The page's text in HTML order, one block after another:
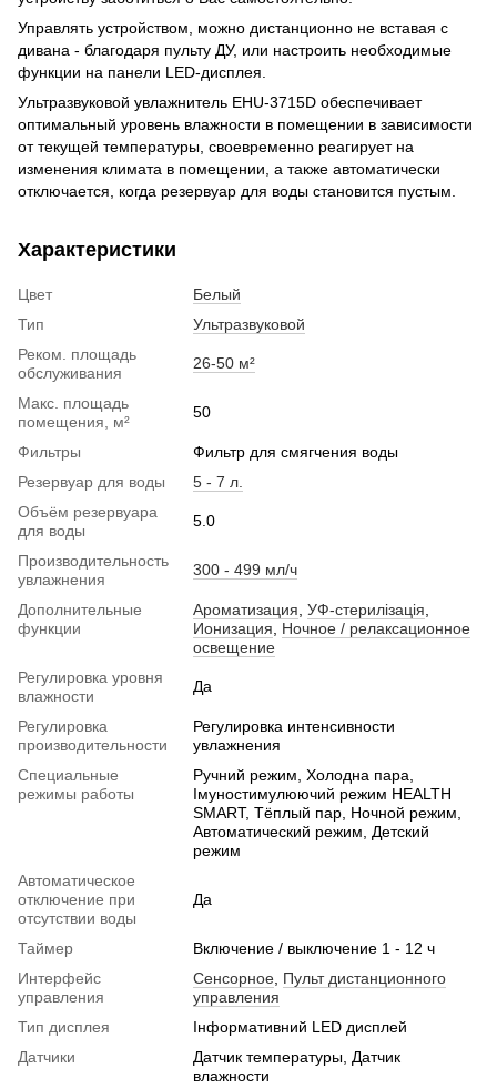
Управлять устройством, можно дистанционно не вставая с
дивана - благодаря пульту ДУ, или настроить необходимые
функции на панели LED-дисплея.
Ультразвуковой увлажнитель EHU-3715D обеспечивает
оптимальный уровень влажности в помещении в зависимости
от текущей температуры, своевременно реагирует на
изменения климата в помещении, а также автоматически
отключается, когда резервуар для воды становится пустым.
Характеристики
Цвет
Белый
Тип
Ультразвуковой
Реком. площадь
обслуживания
26-50 м²
Макс. площадь
помещения, м²
50
Фильтры
Фильтр для смягчения воды
Резервуар для воды
5 - 7 л.
Объём резервуара
для воды
5.0
Производительность
увлажнения
300 - 499 мл/ч
Дополнительные
функции
Ароматизация УФ-стерилізація
Ионизация
Ночное / релаксационное
освещение
Регулировка уровня
влажности
Да
Регулировка
производительности
Регулировка интенсивности
увлажнения
Специальные
режимы работы
Ручний режим, Холодна пара,
Імуностимулюючий режим HEALTH
SMART, Тёплый пар, Ночной режим,
Автоматический режим, Детский
режим
Автоматическое
отключение при
отсутствии воды
Да
Таймер
Включение / выключение 1 - 12 ч
Интерфейс
управления
Сенсорное Пульт дистанционного
управления
Тип дисплея
Інформативний LED дисплей
Датчики
Датчик температуры, Датчик
влажности